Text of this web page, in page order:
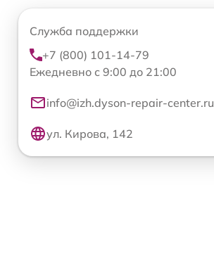
Служба поддержки
+7 (800) 101-14-79
Ежедневно с 9:00 до 21:00
info@izh.dyson-repair-center.ru
ул. Кирова, 142